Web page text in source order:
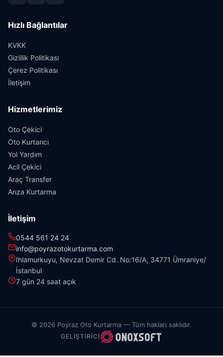
Hızlı Bağlantılar
KVKK
Gizlilik Politikası
Çerez Politikası
İletişim
Hizmetlerimiz
Oto Çekici
Oto Kurtarıcı
Yol Yardım
Acil Çekici
Araç Transfer
Arıza Kurtarma
İletişim
0544 561 24 24
info@poyrazotokurtarma.com
Ihlamurkuyu, Nevzat Demir Cd. No:16/A, 34771 Ümraniye/
İstanbul
7 gün 24 saat açık
© 2026 Poyraz Oto Kurtarma — Tüm hakları saklıdır.
GELIŞTIRICI